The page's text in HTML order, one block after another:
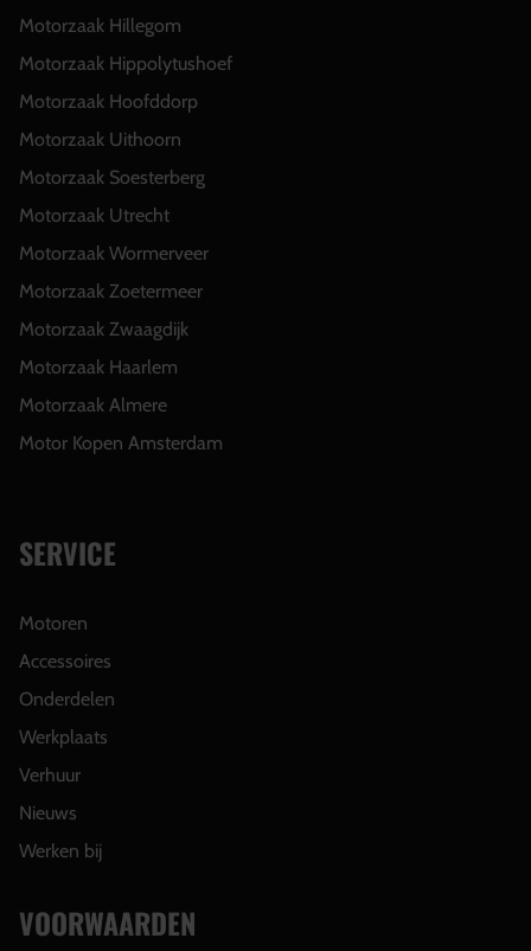
Motorzaak Hillegom
Motorzaak Hippolytushoef
Motorzaak Hoofddorp
Motorzaak Uithoorn
Motorzaak Soesterberg
Motorzaak Utrecht
Motorzaak Wormerveer
Motorzaak Zoetermeer
Motorzaak Zwaagdijk
Motorzaak Haarlem
Motorzaak Almere
Motor Kopen Amsterdam
SERVICE
Motoren
Accessoires
Onderdelen
Werkplaats
Verhuur
Nieuws
Werken bij
VOORWAARDEN